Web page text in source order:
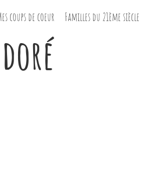
coups de coeur Familles du 21ème siècle